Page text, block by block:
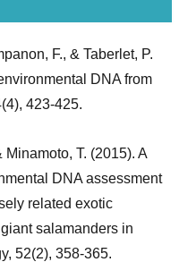
F., & Taberlet, P.
DNA from
423-425.
T. (2015). A
DNA assessment
related exotic
salamanders in
52(2), 358-365.